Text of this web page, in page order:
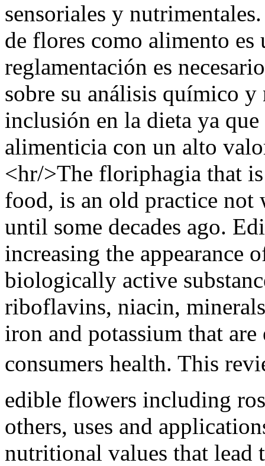
sensoriales y
de flores como alimento es
reglamentación es
sobre su análisis químico
inclusión en la dieta ya
alimenticia con un alto
<hr/>The floriphagia that
food, is an old practice not
until some decades ago.
increasing the appearance
biologically active
riboflavins, niacin,
iron and potassium that
consumers health. This
edible flowers including
others, uses and
nutritional values that lead